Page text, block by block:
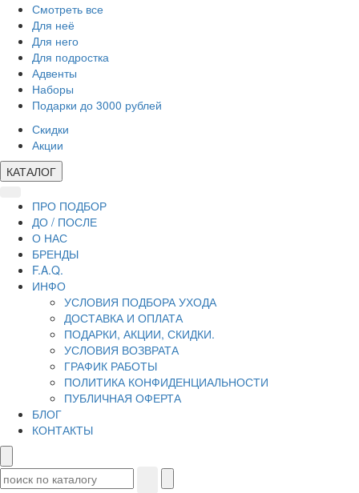
Смотреть все
Для неё
Для него
Для подростка
Адвенты
Наборы
Подарки до 3000 рублей
Скидки
Акции
КАТАЛОГ
ПРО ПОДБОР
ДО / ПОСЛЕ
О НАС
БРЕНДЫ
F.A.Q.
ИНФО
УСЛОВИЯ ПОДБОРА УХОДА
ДОСТАВКА И ОПЛАТА
ПОДАРКИ, АКЦИИ, СКИДКИ.
УСЛОВИЯ ВОЗВРАТА
ГРАФИК РАБОТЫ
ПОЛИТИКА КОНФИДЕНЦИАЛЬНОСТИ
ПУБЛИЧНАЯ ОФЕРТА
БЛОГ
КОНТАКТЫ